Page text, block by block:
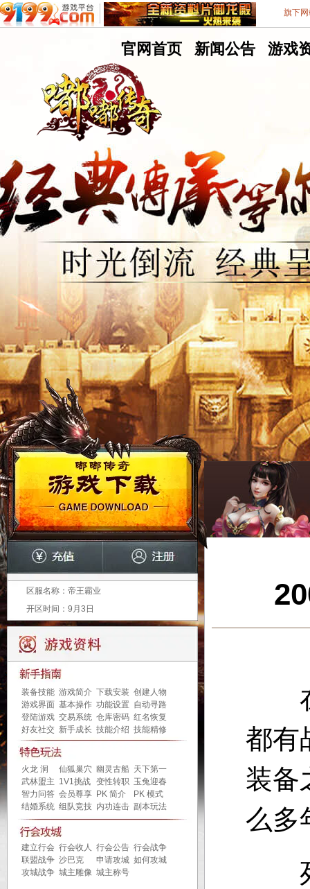
嘟
嘟
传
奇
官网首页
嘟
新闻公告
嘟
游戏
区服名称： 帝王霸业
开区时间： 9月3日
装备技能 游戏简介 下载安装 创建人物
游戏界面 基本操作 功能设置 自动寻路
登陆游戏 交易系统 仓库密码 红名恢复
好友社交 新手成长 技能介绍 技能精修
火龙 洞 仙狐巢穴 幽灵古船 天下第一
武林盟主 1V1挑战 变性转职 玉兔迎春
智力问答 会员尊享 PK 简介
PK 模式
结婚系统 组队竞技 内功连击 副本玩法
建立行会 行会收人 行会公告 行会战争
联盟战争 沙巴克 申请攻城 如何攻城
攻城战争 城主雕像 城主称号
都有
装备
么多
死
不删档测试8区
旗下